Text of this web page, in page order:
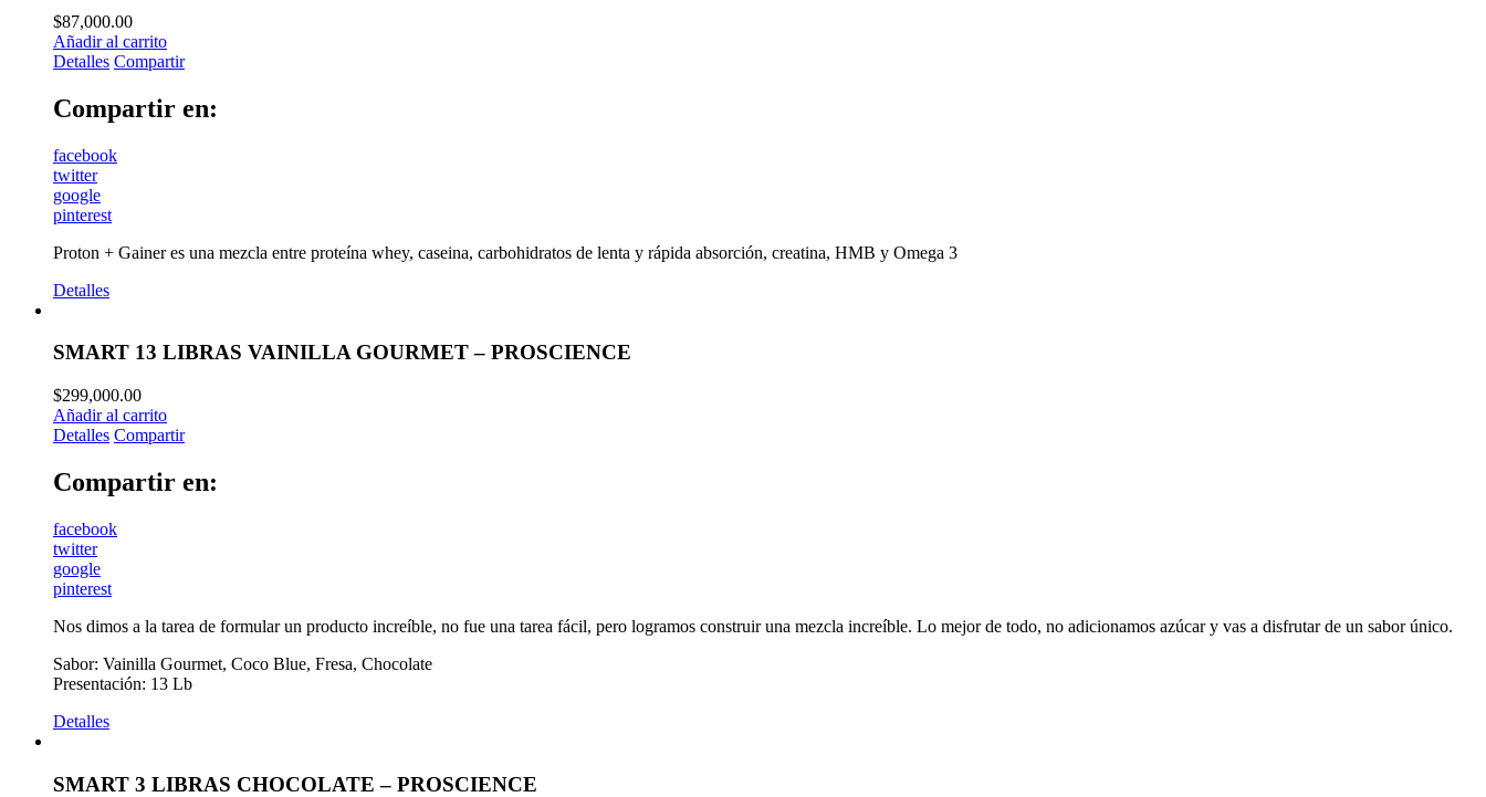
$87,000.00
Añadir al carrito
Detalles Compartir
Compartir en:
facebook
twitter
google
pinterest
Proton + Gainer es una mezcla entre proteína whey, caseina, carbohidratos de lenta y rápida absorción, creatina, HMB y Omega 3
Detalles
SMART 13 LIBRAS VAINILLA GOURMET – PROSCIENCE
$299,000.00
Añadir al carrito
Detalles Compartir
Compartir en:
facebook
twitter
google
pinterest
Nos dimos a la tarea de formular un producto increíble, no fue una tarea fácil, pero logramos construir una mezcla increíble. Lo mejor de todo, no adicionamos azúcar y vas a disfrutar de un sabor único.
Sabor: Vainilla Gourmet, Coco Blue, Fresa, Chocolate
Presentación: 13 Lb
Detalles
SMART 3 LIBRAS CHOCOLATE – PROSCIENCE